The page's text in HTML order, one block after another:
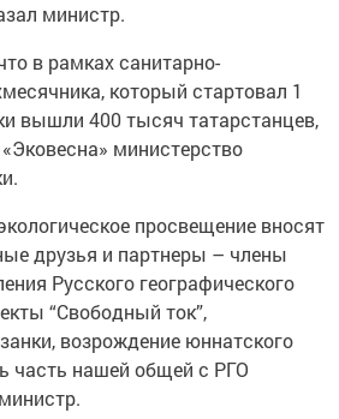
министр.
в рамках санитарно-
который стартовал 1
вышли 400 тысяч татарстанцев,
министерство
просвещение вносят
друзья и партнеры – члены
Русского географического
“Свободный ток”,
возрождение юннатского
часть нашей общей с РГО